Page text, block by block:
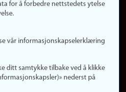
for å forbedre nettstedets ytelse
vår informasjonskapselerklæring
ditt samtykke tilbake ved å klikke
nederst på